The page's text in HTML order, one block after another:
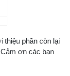
thiệu phần còn lại
ơn các bạn